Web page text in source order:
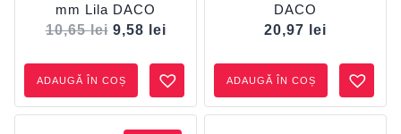
mm Lila DACO
10,65lei 9,58 lei
ADAUGĂ ÎN COȘ
DACO
20,97
lei
ADAUGĂ ÎN COȘ